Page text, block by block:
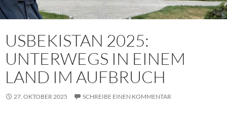
USBEKISTAN 2025:
UNTERWEGS IN EINEM
LAND IM AUFBRUCH
27. OKTOBER 2025 SCHREIBE EINEN KOMMENTAR